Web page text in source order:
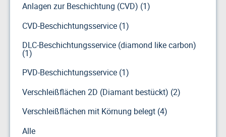
Anlagen zur Beschichtung (CVD) (1)
CVD-Beschichtungsservice (1)
DLC-Beschichtungsservice (diamond like carbon)
(1)
PVD-Beschichtungsservice (1)
Verschleißflächen 2D (Diamant bestückt) (2)
Verschleißflächen mit Körnung belegt (4)
Alle